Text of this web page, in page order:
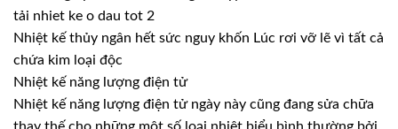
tải nhiet ke o dau tot 2
Nhiệt kế thủy ngân hết sức nguy khốn Lúc rơi vỡ lẽ vì tất cả
chứa kim loại độc
Nhiệt kế năng lượng điện tử
Nhiệt kế năng lượng điện tử ngày này cũng đang sửa chữa